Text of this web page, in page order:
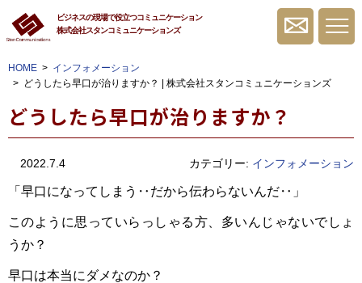
ビジネスの現場で役立つコミュニケーション
株式会社スタンコミュニケーションズ
HOME
インフォメーション
どうしたら早口が治りますか？ | 株式会社スタンコミュニケーションズ
どうしたら早口が治りますか？
2022.7.4 カテゴリー: インフォメーション
「早口になってしまう‥だから伝わらないんだ‥」
このように思っていらっしゃる方、多いんじゃないでしょ
うか？
早口は本当にダメなのか？